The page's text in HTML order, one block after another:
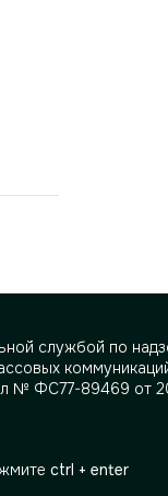
службой по
№ ФС77-89469 от
ctrl + enter